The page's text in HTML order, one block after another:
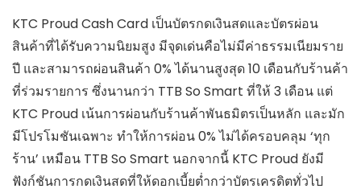
KTC Proud Cash Card เป็นบัตรกดเงินสดและบัตรผ่อน
สินค้าที่ได้รับความนิยมสูง มีจุดเด่นคือไม่มีค่าธรรมเนียมราย
ปี และสามารถผ่อนสินค้า 0% ได้นานสูงสุด 10 เดือนกับร้านค้า
ที่ร่วมรายการ ซึ่งนานกว่า TTB So Smart ที่ให้ 3 เดือน แต่
KTC Proud เน้นการผ่อนกับร้านค้าพันธมิตรเป็นหลัก และมัก
มีโปรโมชันเฉพาะ ทำให้การผ่อน 0% ไม่ได้ครอบคลุม ‘ทุก
ร้าน’ เหมือน TTB So Smart นอกจากนี้ KTC Proud ยังมี
ฟังก์ชันการกดเงินสดที่ให้ดอกเบี้ยต่ำกว่าบัตรเครดิตทั่วไป